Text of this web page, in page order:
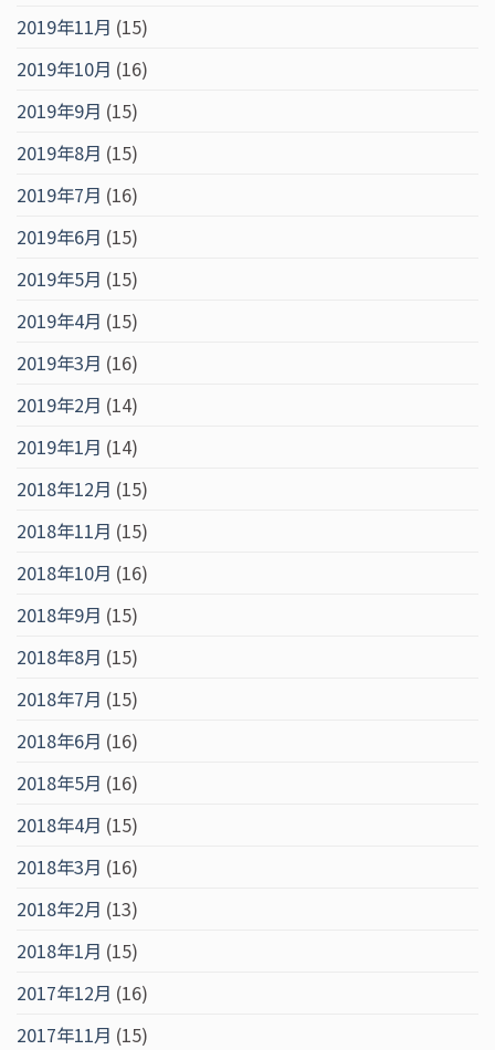
2019年11月 (15)
2019年10月 (16)
2019年9月 (15)
2019年8月 (15)
2019年7月 (16)
2019年6月 (15)
2019年5月 (15)
2019年4月 (15)
2019年3月 (16)
2019年2月 (14)
2019年1月 (14)
2018年12月 (15)
2018年11月 (15)
2018年10月 (16)
2018年9月 (15)
2018年8月 (15)
2018年7月 (15)
2018年6月 (16)
2018年5月 (16)
2018年4月 (15)
2018年3月 (16)
2018年2月 (13)
2018年1月 (15)
2017年12月 (16)
2017年11月 (15)